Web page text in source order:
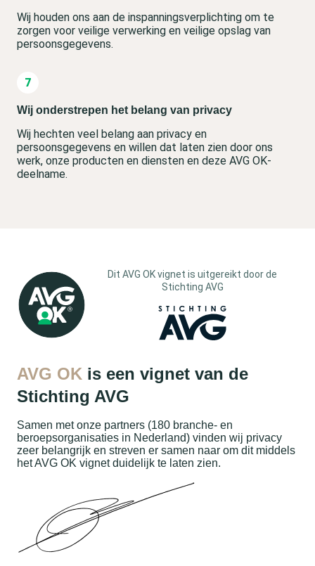
Wij houden ons aan de inspanningsverplichting om te
zorgen voor veilige verwerking en veilige opslag van
persoonsgegevens.
Wij onderstrepen het belang van privacy
Wij hechten veel belang aan privacy en
persoonsgegevens en willen dat laten zien door ons
werk, onze producten en diensten en deze AVG OK-
deelname.
Dit AVG OK vignet is uitgereikt door de
Stichting AVG
AVG OK is een vignet van de
Stichting AVG
Samen met onze partners (180 branche- en
beroepsorganisaties in Nederland) vinden wij privacy
zeer belangrijk en streven er samen naar om dit middels
het AVG OK vignet duidelijk te laten zien.